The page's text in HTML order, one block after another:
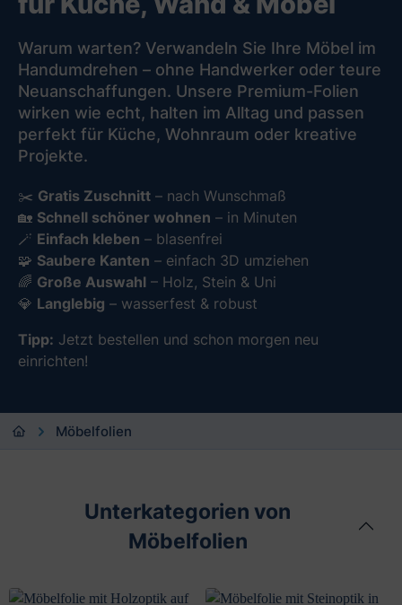
Warum warten? Verwandeln Sie Ihre Möbel im
Handumdrehen – ohne Handwerker oder teure
Neuanschaffungen. Unsere Premium-Folien
wirken wie echt, halten im Alltag und passen
perfekt für Küche, Wohnraum oder kreative
Projekte.
✂️ Gratis Zuschnitt – nach Wunschmaß
🏡 Schnell schöner wohnen – in Minuten
🪄 Einfach kleben – blasenfrei
🧩 Saubere Kanten – einfach 3D umziehen
🌈 Große Auswahl – Holz, Stein & Uni
💎 Langlebig – wasserfest & robust
Tipp: Jetzt bestellen und schon morgen neu
einrichten!
Möbelfolien
Unterkategorien von
Möbelfolien